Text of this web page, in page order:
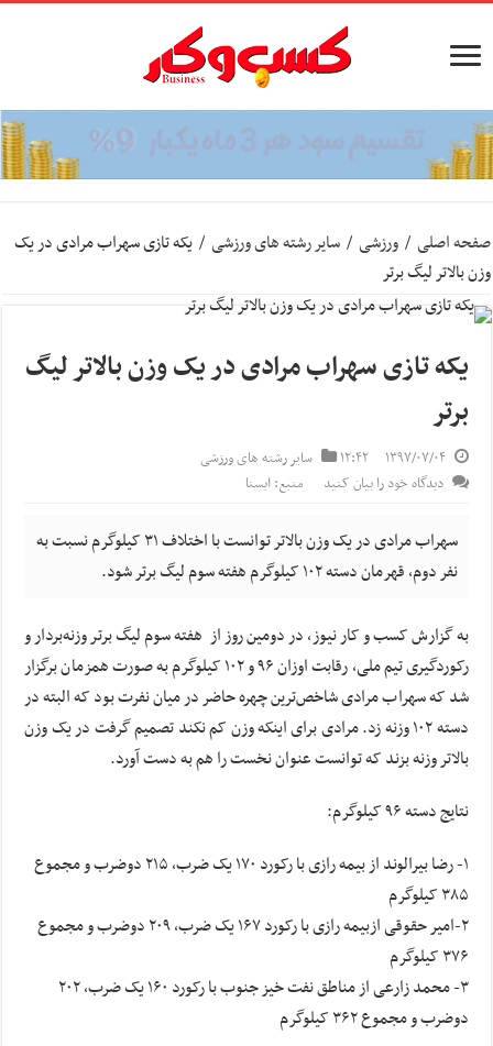
صفحه اصلی / ورزشی / سایر رشته های ورزشی / یکه تازی سهراب مرادی در یک
وزن بالاتر لیگ برتر
یکه تازی سهراب مرادی در یک وزن بالاتر لیگ
برتر
۱۳۹۷/۰۷/۰۴ ۱۲:۴۲
سایر رشته های ورزشی
دیدگاه خود را بیان کنید
منبع: ایسنا
سهراب مرادی در یک وزن بالاتر توانست با اختلاف ۳۱ کیلوگرم نسبت به
نفر دوم، قهرمان دسته ۱۰۲ کیلوگرم هفته سوم لیگ برتر شود.
به گزارش کسب و کار نیوز، در دومین روز از هفته سوم لیگ برتر وزنه‌بردار و
رکوردگیری تیم ملی، رقابت اوزان ۹۶ و ۱۰۲ کیلوگرم به صورت همزمان برگزار
شد که سهراب مرادی شاخص‌ترین چهره حاضر در میان نفرت بود که البته در
دسته ۱۰۲ وزنه زد. مرادی برای اینکه وزن کم نکند تصمیم گرفت در یک وزن
بالاتر وزنه بزند که توانست عنوان نخست را هم به دست آورد.
نتایج دسته ۹۶ کیلوگرم:
۱- رضا بیرالوند از بیمه رازی با رکورد ۱۷۰ یک ضرب، ۲۱۵ دوضرب و مجموع
۳۸۵ کیلوگرم
۲-امیر حقوقی ازبیمه رازی با رکورد ۱۶۷ یک ضرب، ۲۰۹ دوضرب و مجموع
۳۷۶ کیلوگرم
۳- محمد زارعی از مناطق نفت خیز جنوب با رکورد ۱۶۰ یک ضرب، ۲۰۲
دوضرب و مجموع ۳۶۲ کیلوگرم